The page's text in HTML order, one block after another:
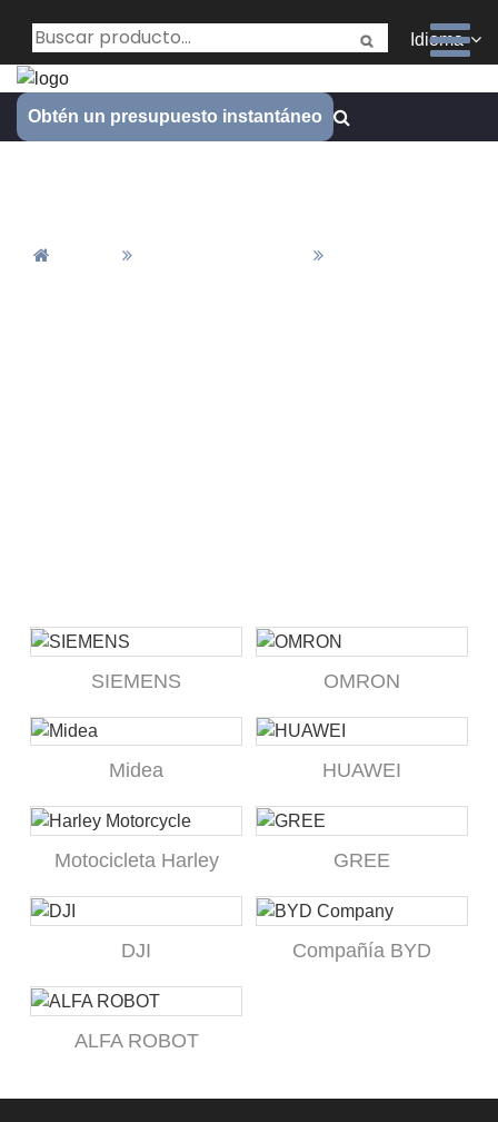
Idioma
Obtén un presupuesto instantáneo
SIEMENS OMRON
Midea HUAWEI
Motocicleta Harley GREE
DJI Compañía BYD
ALFA ROBOT